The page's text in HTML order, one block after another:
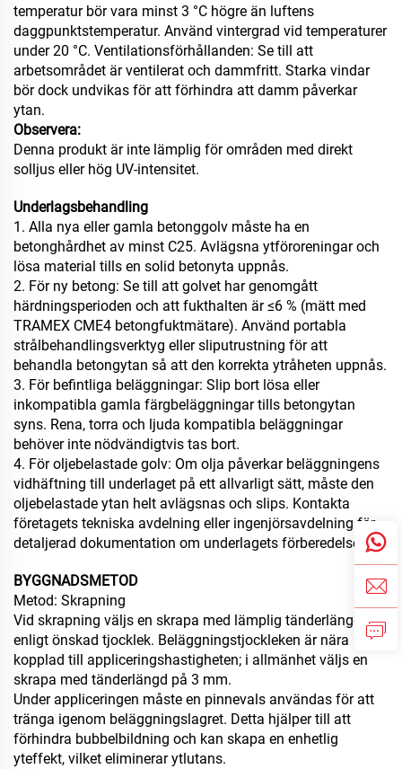
temperatur bör vara minst 3 °C högre än luftens
daggpunktstemperatur. Använd vintergrad vid temperaturer
under 20 °C. Ventilationsförhållanden: Se till att
arbetsområdet är ventilerat och dammfritt. Starka vindar
bör dock undvikas för att förhindra att damm påverkar
ytan.
Observera:
Denna produkt är inte lämplig för områden med direkt
solljus eller hög UV-intensitet.
Underlagsbehandling
1. Alla nya eller gamla betonggolv måste ha en
betonghårdhet av minst C25. Avlägsna ytföroreningar och
lösa material tills en solid betonyta uppnås.
2. För ny betong: Se till att golvet har genomgått
härdningsperioden och att fukthalten är ≤6 % (mätt med
TRAMEX CME4 betongfuktmätare). Använd portabla
strålbehandlingsverktyg eller sliputrustning för att
behandla betongytan så att den korrekta ytråheten uppnås.
3. För befintliga beläggningar: Slip bort lösa eller
inkompatibla gamla färgbeläggningar tills betongytan
syns. Rena, torra och ljuda kompatibla beläggningar
behöver inte nödvändigtvis tas bort.
4. För oljebelastade golv: Om olja påverkar beläggningens
vidhäftning till underlaget på ett allvarligt sätt, måste den
oljebelastade ytan helt avlägsnas och slips. Kontakta
företagets tekniska avdelning eller ingenjörsavdelning för
detaljerad dokumentation om underlagets förberedelse.
BYGGNADSMETOD
Metod: Skrapning
Vid skrapning väljs en skrapa med lämplig tänderlängd
enligt önskad tjocklek. Beläggningstjockleken är nära
kopplad till appliceringshastigheten; i allmänhet väljs en
skrapa med tänderlängd på 3 mm.
Under appliceringen måste en pinnevals användas för att
tränga igenom beläggningslagret. Detta hjälper till att
förhindra bubbelbildning och kan skapa en enhetlig
yteffekt, vilket eliminerar ytlutans.